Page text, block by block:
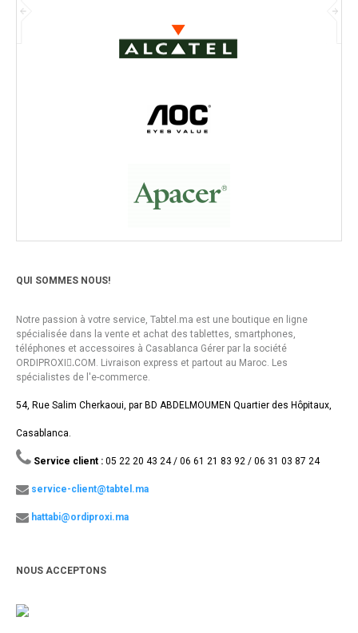
QUI SOMMES NOUS!
Notre passion à votre service, Tabtel.ma est une boutique en ligne
spécialisée dans la vente et achat des tablettes, smartphones,
téléphones et accessoires à Casablanca Gérer par la société
ORDIPROXI.ِCOM. Livraison express et partout au Maroc. Les
spécialistes de l'e-commerce.
54, Rue Salim Cherkaoui, par BD ABDELMOUMEN Quartier des Hôpitaux,
Casablanca.
Service client : 05 22 20 43 24 / 06 61 21 83 92 / 06 31 03 87 24
service-client@tabtel.ma
hattabi@ordiproxi.ma
NOUS ACCEPTONS